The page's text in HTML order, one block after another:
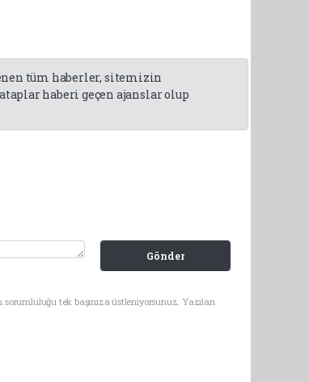
tüm haberler, sitemizin
haberi geçen ajanslar olup
Gönder
tek başınıza üstleniyorsunuz. Yazılan